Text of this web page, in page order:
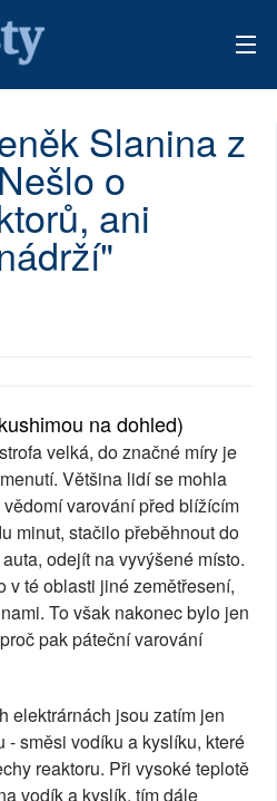
Slanina z
o
ani
na dohled)
velká, do značné míry je
Většina lidí se mohla
varování před blížícím
minut, stačilo přeběhnout do
odejít na vyvýšené místo.
v té oblasti jiné zemětřesení,
To však nakonec bylo jen
pak páteční varování
elektrárnách jsou zatím jen
- směsi vodíku a kyslíku, které
reaktoru. Při vysoké teplotě
vodík a kyslík, tím dále